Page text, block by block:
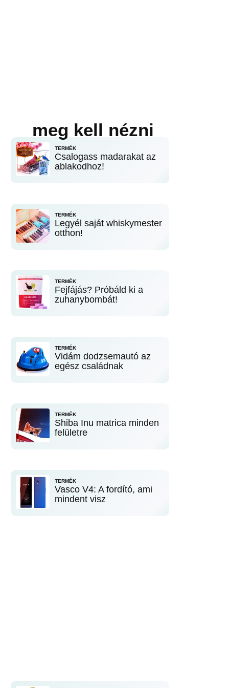
meg kell nézni
TERMÉK
Csalogass madarakat az
ablakodhoz!
TERMÉK
Legyél saját whiskymester
otthon!
TERMÉK
Fejfájás? Próbáld ki a
zuhanybombát!
TERMÉK
Vidám dodzsemautó az
egész családnak
TERMÉK
Shiba Inu matrica minden
felületre
TERMÉK
Vasco V4: A fordító, ami
mindent visz